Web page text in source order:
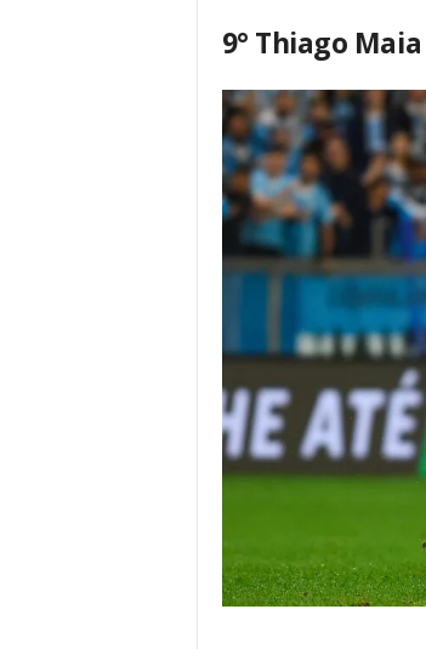
9° Thiago Maia